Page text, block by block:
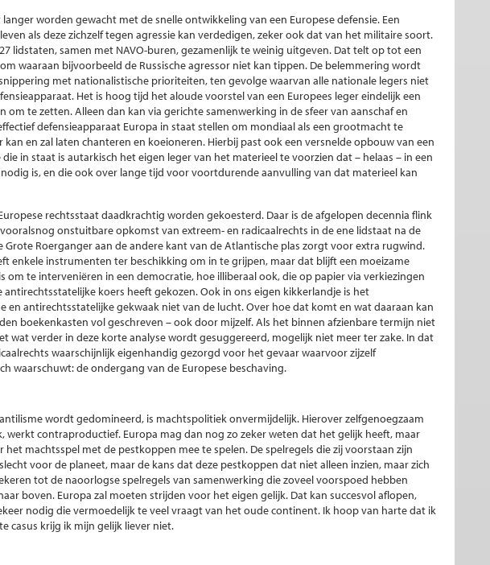
worden gewacht met de snelle ontwikkeling van een Europese defensie. Een
als deze zichzelf tegen agressie kan verdedigen, zeker ook dat van het militaire soort.
lidstaten, samen met NAVO-buren, gezamenlijk te weinig uitgeven. Dat telt op tot een
waaraan bijvoorbeeld de Russische agressor niet kan tippen. De belemmering wordt
met nationalistische prioriteiten, ten gevolge waarvan alle nationale legers niet
Het is hoog tijd het aloude voorstel van een Europees leger eindelijk een
om te zetten. Alleen dan kan via gerichte samenwerking in de sfeer van aanschaf en
defensieapparaat Europa in staat stellen om mondiaal als een grootmacht te
en zal laten chanteren en koeioneren. Hierbij past ook een versnelde opbouw van een
in staat is autarkisch het eigen leger van het materieel te voorzien dat – helaas – in een
is, en die ook over lange tijd voor voortdurende aanvulling van dat materieel kan
rechtsstaat daadkrachtig worden gekoesterd. Daar is de afgelopen decennia flink
onstuitbare opkomst van extreem- en radicaalrechts in de ene lidstaat na de
Grote Roerganger aan de andere kant van de Atlantische plas zorgt voor extra rugwind.
enkele instrumenten ter beschikking om in te grijpen, maar dat blijft een moeizame
te interveniëren in een democratie, hoe illiberaal ook, die op papier via verkiezingen
koers heeft gekozen. Ook in ons eigen kikkerlandje is het
en antirechtsstatelijke gekwaak niet van de lucht. Over hoe dat komt en wat daaraan kan
boekenkasten vol geschreven – ook door mijzelf. Als het binnen afzienbare termijn niet
wat verder in deze korte analyse wordt gesuggereerd, mogelijk niet meer ter zake. In dat
waarschijnlijk eigenhandig gezorgd voor het gevaar waarvoor zijzelf
waarschuwt: de ondergang van de Europese beschaving.
wordt gedomineerd, is machtspolitiek onvermijdelijk. Hierover zelfgenoegzaam
werkt contraproductief. Europa mag dan nog zo zeker weten dat het gelijk heeft, maar
machtsspel met de pestkoppen mee te spelen. De spelregels die zij voorstaan zijn
voor de planeet, maar de kans dat deze pestkoppen dat niet alleen inzien, maar zich
tot de naoorlogse spelregels van samenwerking die zoveel voorspoed hebben
boven. Europa zal moeten strijden voor het eigen gelijk. Dat kan succesvol aflopen,
nodig die vermoedelijk te veel vraagt van het oude continent. Ik hoop van harte dat ik
casus krijg ik mijn gelijk liever niet.